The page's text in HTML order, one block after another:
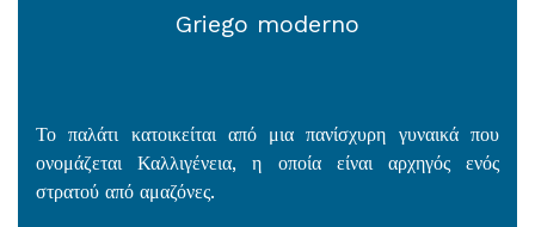
Griego moderno
Το παλάτι κατοικείται από μια πανίσχυρη γυναικά που
ονομάζεται Καλλιγένεια, η οποία είναι αρχηγός ενός
στρατού από αμαζόνες.